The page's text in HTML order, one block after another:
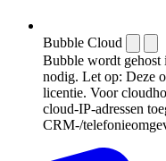
Bubble Cloud
Bubble wordt gehost
nodig. Let op: Deze
licentie. Voor
cloud-IP-adressen
CRM-/